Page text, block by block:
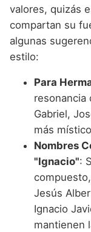
valores, quizás
compartan su
algunas
estilo:
Para
resonancia
Gabriel,
más
Nombres
"Ignacio":
Jesús
Ignacio
mantienen